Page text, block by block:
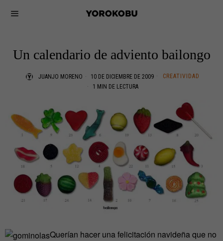
Un calendario de adviento bailongo
JUANJO MORENO 10 DE DICIEMBRE DE 2009
CREATIVIDAD
1 MIN DE LECTURA
Querían hacer una felicitación navideña que no